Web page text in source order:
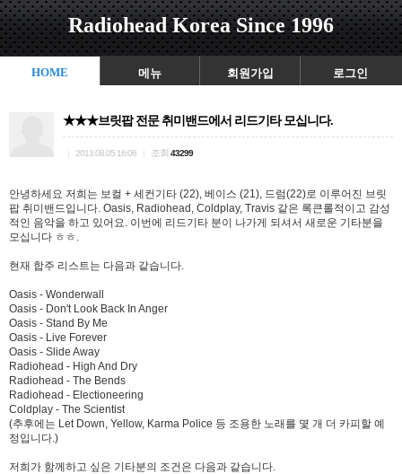
Radiohead Korea Since 1996
HOME 메뉴 회원가입 로그인
★★★브릿팝 전문 취미밴드에서 리드기타 모십니다.
2013.08.05 16:06 조회 43299
안녕하세요 저희는 보컬 + 세컨기타 (22), 베이스 (21), 드럼(22)로 이루어진 브릿
팝 취미밴드입니다. Oasis, Radiohead, Coldplay, Travis 같은 록큰롤적이고 감성
적인 음악을 하고 있어요. 이번에 리드기타 분이 나가게 되셔서 새로운 기타분을
모십니다 ㅎㅎ.
현재 합주 리스트는 다음과 같습니다.
Oasis - Wonderwall
Oasis - Don't Look Back In Anger
Oasis - Stand By Me
Oasis - Live Forever
Oasis - Slide Away
Radiohead - High And Dry
Radiohead - The Bends
Radiohead - Electioneering
Coldplay - The Scientist
(추후에는 Let Down, Yellow, Karma Police 등 조용한 노래를 몇 개 더 카피할 예
정입니다.)
저희가 함께하고 싶은 기타분의 조건은 다음과 같습니다.